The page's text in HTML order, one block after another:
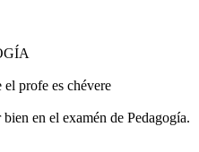
profe es chévere
en el examén de Pedagogía.